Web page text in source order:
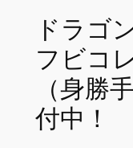
ドラゴ
フビコ
（身勝
付中！